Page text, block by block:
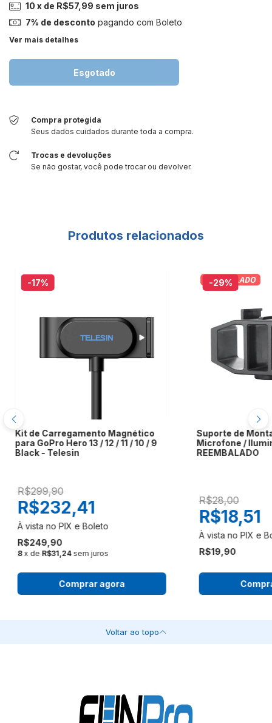
10 x de R$57,99 sem juros
7% de desconto pagando com Boleto
Ver mais detalhes
Compra protegida
Seus dados cuidados durante toda a compra.
Trocas e devoluções
Se não gostar, você pode trocar ou devolver.
Produtos relacionados
-17%
Kit de Carregamento Magnético
para GoPro Hero 13 / 12 / 11 / 10 / 9
Black - Telesin
R$299,90
R$249,90
R$232,41
8 x de R$31,24 sem juros
Comprar agora
-29%
Suporte de
Microfone /
REEMBALADO
R$28,00
R$19,90
R$18,51
Voltar ao topo